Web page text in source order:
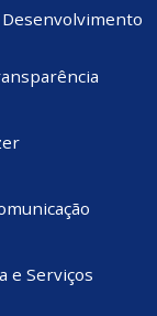
e Serviços